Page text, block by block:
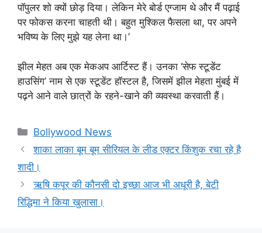
पॉपुलर शो क्यों छोड़ दिया। लेकिन मेरे बोर्ड एग्जाम थे और मैं पढ़ाई
पर फोकस करना चाहती थी। बहुत मुश्किल फैसला था, पर अपने
भविष्य के लिए मुझे यह लेना था।’
झील मेहत अब एक मेकअप आर्टिस्ट हैं। उनका ‘सेफ स्टूडेंट
हाउसिंग’ नाम से एक स्टूडेंट हॉस्टल है, जिसमें झील मेहता मुंबई में
पढ़ने आने वाले छात्रों के रहने-खाने की व्यवस्था करवाती हैं।
Categories
Bollywood News
शाका लाका बूम बूम सीरियल के लीड एक्टर किंशुक रचा रहे है
शादी।
ऋषि कपूर की कौनसी दो इच्छा आज भी अधूरी है, बेटी
रिद्धिमा ने किया खुलासा।